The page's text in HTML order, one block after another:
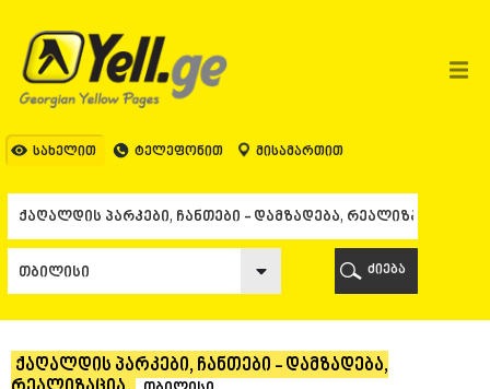
სახელით ტელეფონით მისამართით
ᲗᲑᲘᲚᲘᲡᲘ
ᲗᲑᲘᲚᲘᲡᲘ
ᲐᲤᲮᲐᲖᲔᲗᲘ
ᲒᲐᲚᲘ
ᲑᲐᲗᲣᲛᲘ
ᲥᲝᲑᲣᲚᲔᲗᲘ
ᲨᲣᲐᲮᲔᲕᲘ
ᲩᲐᲥᲕᲘ
ᲝᲖᲣᲠᲒᲔᲗᲘ
ᲩᲝᲮᲐᲢᲐᲣᲠᲘ
ძიება
ქაღალდის პარკები, ჩანთები - დამზადება,